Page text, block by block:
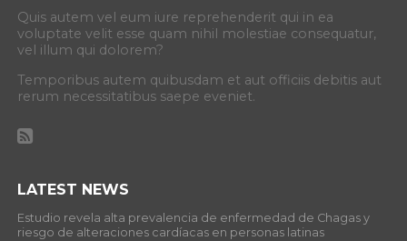
Quis autem vel eum iure reprehenderit qui in ea
voluptate velit esse quam nihil molestiae consequatur,
vel illum qui dolorem?
Temporibus autem quibusdam et aut officiis debitis aut
rerum necessitatibus saepe eveniet.
LATEST NEWS
Estudio revela alta prevalencia de enfermedad de Chagas y
riesgo de alteraciones cardíacas en personas latinas